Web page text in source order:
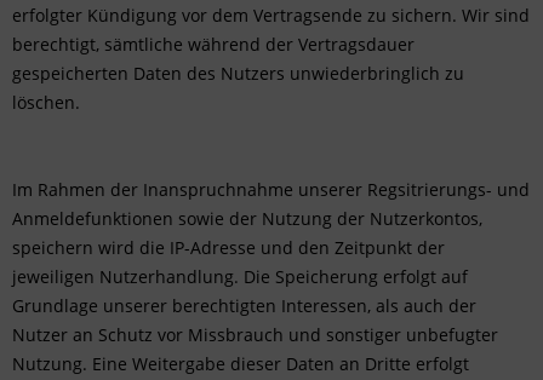
erfolgter Kündigung vor dem Vertragsende zu sichern. Wir sind
berechtigt, sämtliche während der Vertragsdauer
gespeicherten Daten des Nutzers unwiederbringlich zu
löschen.
Im Rahmen der Inanspruchnahme unserer Regsitrierungs- und
Anmeldefunktionen sowie der Nutzung der Nutzerkontos,
speichern wird die IP-Adresse und den Zeitpunkt der
jeweiligen Nutzerhandlung. Die Speicherung erfolgt auf
Grundlage unserer berechtigten Interessen, als auch der
Nutzer an Schutz vor Missbrauch und sonstiger unbefugter
Nutzung. Eine Weitergabe dieser Daten an Dritte erfolgt